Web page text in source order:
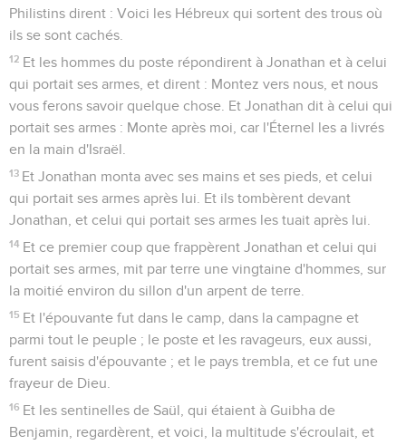
Philistins dirent : Voici les Hébreux qui sortent des trous où
ils se sont cachés.
12 Et les hommes du poste répondirent à Jonathan et à celui
qui portait ses armes, et dirent : Montez vers nous, et nous
vous ferons savoir quelque chose. Et Jonathan dit à celui qui
portait ses armes : Monte après moi, car l'Éternel les a livrés
en la main d'Israël.
13 Et Jonathan monta avec ses mains et ses pieds, et celui
qui portait ses armes après lui. Et ils tombèrent devant
Jonathan, et celui qui portait ses armes les tuait après lui.
14 Et ce premier coup que frappèrent Jonathan et celui qui
portait ses armes, mit par terre une vingtaine d'hommes, sur
la moitié environ du sillon d'un arpent de terre.
15 Et l'épouvante fut dans le camp, dans la campagne et
parmi tout le peuple ; le poste et les ravageurs, eux aussi,
furent saisis d'épouvante ; et le pays trembla, et ce fut une
frayeur de Dieu.
16 Et les sentinelles de Saül, qui étaient à Guibha de
Benjamin, regardèrent, et voici, la multitude s'écroulait, et